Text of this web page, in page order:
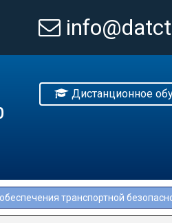
Дистанционное
транспортной